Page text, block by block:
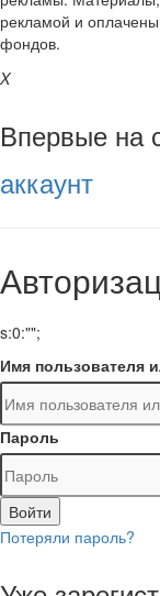
рекламой и
фондов.
X
Впервые на
аккаунт
s:0:"";
Имя пользователя
Пароль
Войти
Потеряли пароль?